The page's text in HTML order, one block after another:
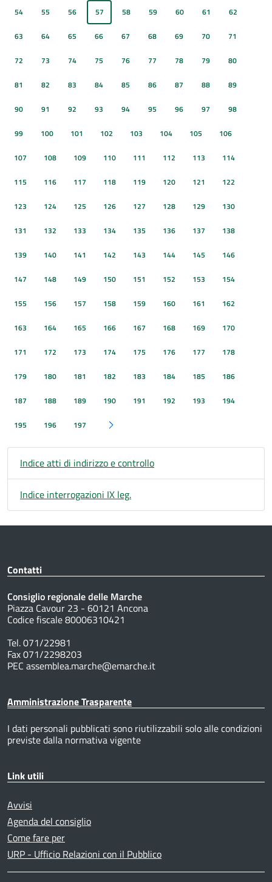
54 55 56 57 58 59 60 61 62
63 64 65 66 67 68 69 70 71
72 73 74 75 76 77 78 79 80
81 82 83 84 85 86 87 88 89
90 91 92 93 94 95 96 97 98
99 100 101 102 103 104 105 106
107 108 109 110 111 112 113 114
115 116 117 118 119 120 121 122
123 124 125 126 127 128 129 130
131 132 133 134 135 136 137 138
139 140 141 142 143 144 145 146
147 148 149 150 151 152 153 154
155 156 157 158 159 160 161 162
163 164 165 166 167 168 169 170
171 172 173 174 175 176 177 178
179 180 181 182 183 184 185 186
187 188 189 190 191 192 193 194
195 196 197 Pagina successiva
Indice atti di indirizzo e controllo
Indice interrogazioni IX leg.
Contatti
Consiglio regionale delle Marche
Piazza Cavour 23 - 60121 Ancona
Codice fiscale 80006310421
Tel. 071/22981
Fax 071/2298203
PEC assemblea.marche@emarche.it
Amministrazione Trasparente
I dati personali pubblicati sono riutilizzabili solo alle condizioni
previste dalla normativa vigente
Link utili
Avvisi
Agenda del consiglio
Come fare per
URP - Ufficio Relazioni con il Pubblico